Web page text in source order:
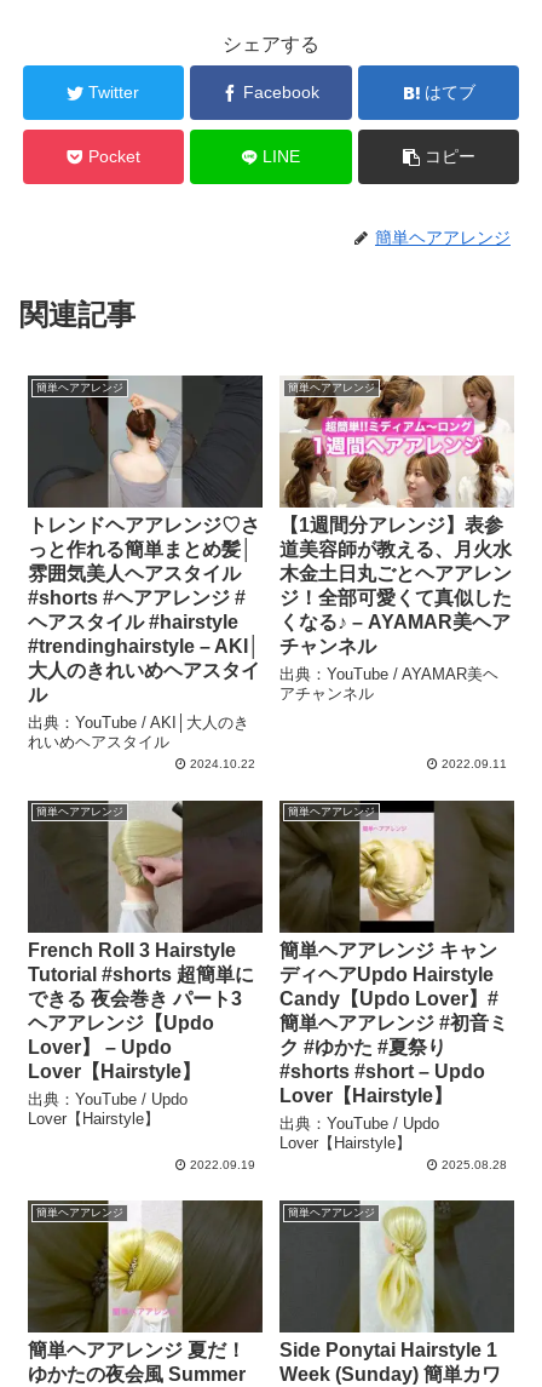
シェアする
Twitter Facebook はてブ
Pocket LINE コピー
簡単ヘアアレンジ
関連記事
簡単ヘアアレンジ
トレンドヘアアレンジ♡さ
っと作れる簡単まとめ髪│
雰囲気美人ヘアスタイル
#shorts #ヘアアレンジ #
ヘアスタイル #hairstyle
#trendinghairstyle – AKI│
大人のきれいめヘアスタイ
ル
出典：YouTube / AKI│大人のき
れいめヘアスタイル
2024.10.22
簡単ヘアアレンジ
【1週間分アレンジ】表参
道美容師が教える、月火水
木金土日丸ごとヘアアレン
ジ！全部可愛くて真似した
くなる♪ – AYAMAR美ヘア
チャンネル
出典：YouTube / AYAMAR美ヘ
アチャンネル
2022.09.11
簡単ヘアアレンジ
French Roll 3 Hairstyle
Tutorial #shorts 超簡単に
できる 夜会巻き パート3
ヘアアレンジ【Updo
Lover】 – Updo
Lover【Hairstyle】
出典：YouTube / Updo
Lover【Hairstyle】
2022.09.19
簡単ヘアアレンジ
簡単ヘアアレンジ キャン
ディヘアUpdo Hairstyle
Candy【Updo Lover】#
簡単ヘアアレンジ #初音ミ
ク #ゆかた #夏祭り
#shorts #short – Updo
Lover【Hairstyle】
出典：YouTube / Updo
Lover【Hairstyle】
2025.08.28
簡単ヘアアレンジ
簡単ヘアアレンジ 夏だ！
ゆかたの夜会風 Summer
簡単ヘアアレンジ
Side Ponytai Hairstyle 1
Week (Sunday) 簡単カワ